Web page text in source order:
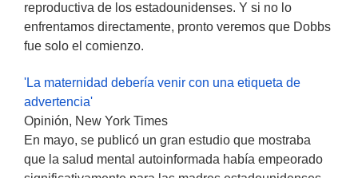
reproductiva de los estadounidenses. Y si no lo
enfrentamos directamente, pronto veremos que Dobbs
fue solo el comienzo.
'La maternidad debería venir con una etiqueta de
advertencia'
Opinión, New York Times
En mayo, se publicó un gran estudio que mostraba
que la salud mental autoinformada había empeorado